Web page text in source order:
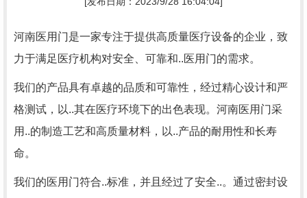
河南医用门是一家专注于提供高质量医疗设备的企业，致
力于满足医疗机构对安全、可靠和..医用门的需求。
我们的产品具有卓越的品质和可靠性，经过精心设计和严
格测试，以..其在医疗环境下的出色表现。河南医用门采
用..的制造工艺和高质量材料，以..产品的耐用性和长寿
命。
我们的医用门符合..标准，并且经过了安全..。通过密封设